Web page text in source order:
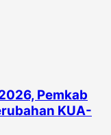
Pemkab
KUA-